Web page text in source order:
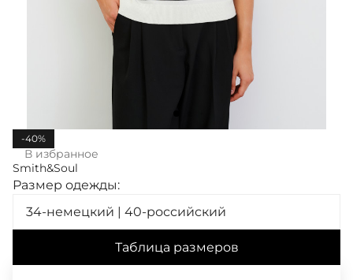
-40%
В избранное
Smith&Soul
Размер одежды:
34-немецкий | 40-российский
Таблица размеров